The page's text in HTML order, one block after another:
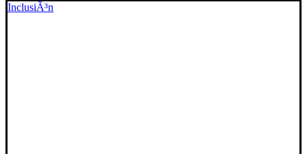
InclusiÃ³n